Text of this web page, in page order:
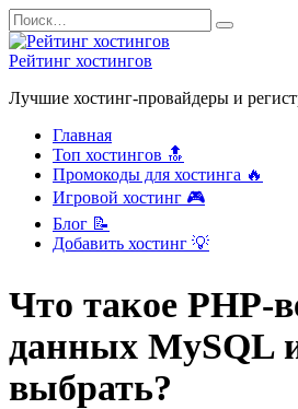
Перейти
к
содержанию
Search
for:
Рейтинг хостингов
Лучшие хостинг-провайдеры и
Главная
Топ хостингов 🔝
Промокоды для хостинга 🔥
Игровой хостинг 🎮
Блог 📝
Добавить хостинг 💡
Что такое PHP-
данных MySQL
выбрать?